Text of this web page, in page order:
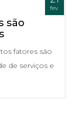
fev
são
fatores são
de serviços e